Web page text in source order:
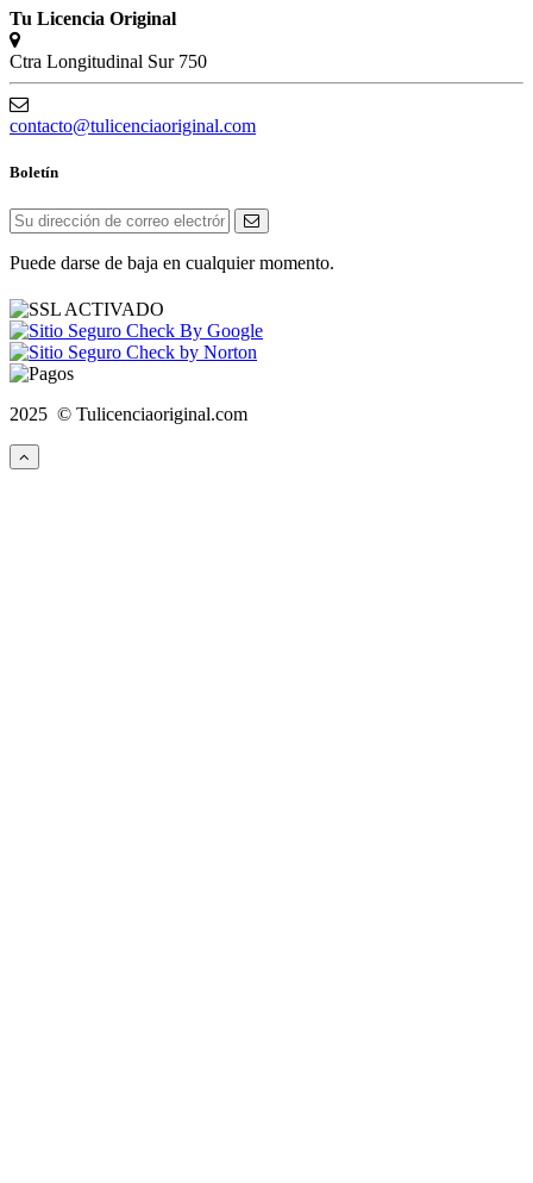
Tu Licencia Original
Ctra Longitudinal Sur 750
contacto@tulicenciaoriginal.com
Boletín
Puede darse de baja en cualquier momento.
2025 © Tulicenciaoriginal.com